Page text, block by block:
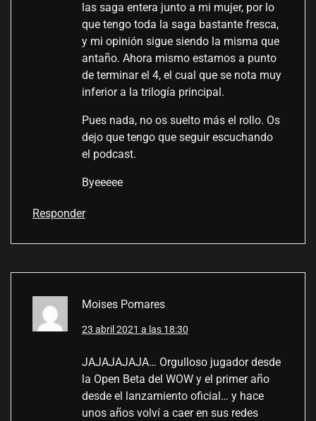
las saga entera junto a mi mujer, por lo
que tengo toda la saga bastante fresca,
y mi opinión sigue siendo la misma que
antaño. Ahora mismo estamos a punto
de terminar el 4, el cual que se nota muy
inferior a la trilogía principal.
Pues nada, no os suelto más el rollo. Os
dejo que tengo que seguir escuchando
el podcast.
Byeeeee
Responder
Moises Pomares
23 abril 2021 a las 18:30
JAJAJAJAJA… Orgulloso jugador desde
la Open Beta del WOW y el primer año
desde el lanzamiento oficial… y hace
unos años volví a caer en sus redes